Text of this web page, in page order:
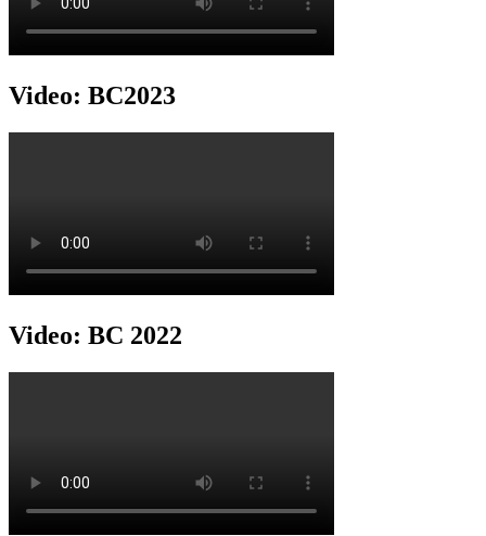
Video: BC2023
Video: BC 2022